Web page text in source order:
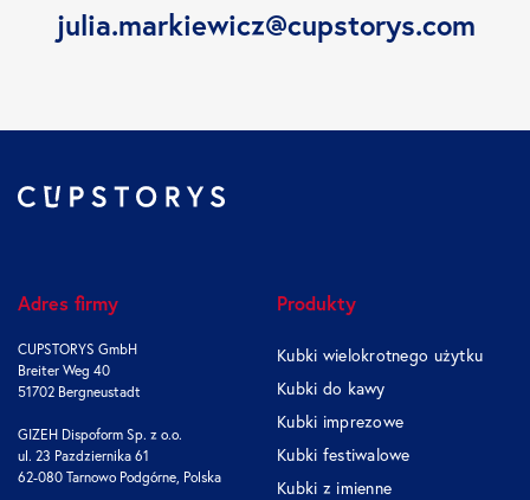
julia.markiewicz@cupstorys.com
Adres firmy
CUPSTORYS GmbH
Breiter Weg 40
51702 Bergneustadt
GIZEH Dispoform Sp. z o.o.
ul. 23 Pazdziernika 61
62-080 Tarnowo Podgórne, Polska
Produkty
Kubki wielokrotnego użytku
Kubki do kawy
Kubki imprezowe
Kubki festiwalowe
Kubki z imienne